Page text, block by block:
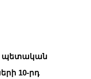
պետական
10-րդ